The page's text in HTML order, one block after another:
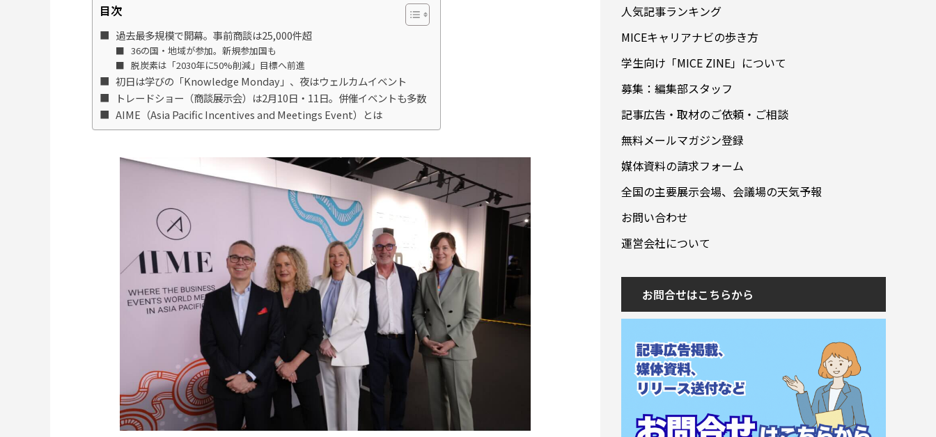
目次
過去最多規模で開幕。事前商談は25,000件超
36の国・地域が参加。新規参加国も
脱炭素は「2030年に50%削減」目標へ前進
初日は学びの「Knowledge Monday」、夜はウェルカムイベント
トレードショー（商談展示会）は2月10日・11日。併催イベントも多数
AIME（Asia Pacific Incentives and Meetings Event）とは
人気記事ランキング
MICEキャリアナビの歩き方
学生向け「MICE ZINE」について
募集：編集部スタッフ
記事広告・取材のご依頼・ご相談
無料メールマガジン登録
媒体資料の請求フォーム
全国の主要展示会場、会議場の天気予報
お問い合わせ
運営会社について
お問合せはこちらから